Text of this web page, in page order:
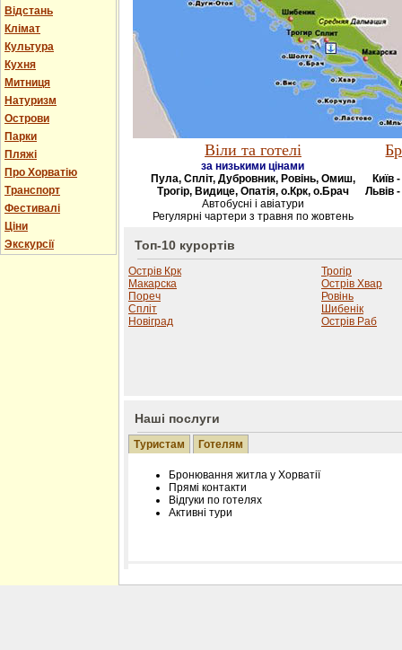
Відстань
Клімат
Культура
Кухня
Митниця
Натуризм
Острови
Парки
Пляжі
Про Хорватію
Транспорт
Фестивалі
Ціни
Экскурсії
Віли та готелі
за низькими цінами
Пула, Спліт, Дубровник, Ровінь, Омиш,
Трогір, Видице, Опатія, о.Крк, о.Брач
Автобусні і авіатури
Регулярні чартери з травня по жовтень
Київ
Львів
Топ-10 курортів
Острів Крк
Макарска
Пореч
Спліт
Новіград
Трогір
Острів Хвар
Ровінь
Шибенік
Острів Раб
Наші послуги
Туристам Готелям
Бронювання житла у Хорватії
Прямі контакти
Відгуки по готелях
Активні тури
Розміщення інформації про готель на